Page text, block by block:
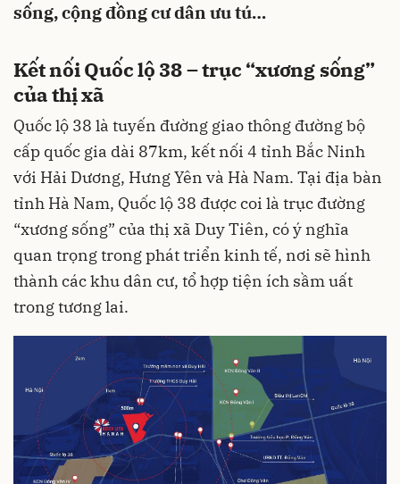
sống, cộng đồng cư dân ưu tú…
Kết nối Quốc lộ 38 – trục “xương sống”
của thị xã
Quốc lộ 38 là tuyến đường giao thông đường bộ
cấp quốc gia dài 87km, kết nối 4 tỉnh Bắc Ninh
với Hải Dương, Hưng Yên và Hà Nam. Tại địa bàn
tỉnh Hà Nam, Quốc lộ 38 được coi là trục đường
“xương sống” của thị xã Duy Tiên, có ý nghĩa
quan trọng trong phát triển kinh tế, nơi sẽ hình
thành các khu dân cư, tổ hợp tiện ích sầm uất
trong tương lai.